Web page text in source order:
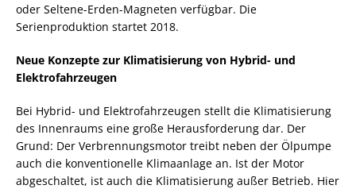
oder Seltene-Erden-Magneten verfügbar. Die
Serienproduktion startet 2018.
Neue Konzepte zur Klimatisierung von Hybrid- und
Elektrofahrzeugen
Bei Hybrid- und Elektrofahrzeugen stellt die Klimatisierung
des Innenraums eine große Herausforderung dar. Der
Grund: Der Verbrennungsmotor treibt neben der Ölpumpe
auch die konventionelle Klimaanlage an. Ist der Motor
abgeschaltet, ist auch die Klimatisierung außer Betrieb. Hier